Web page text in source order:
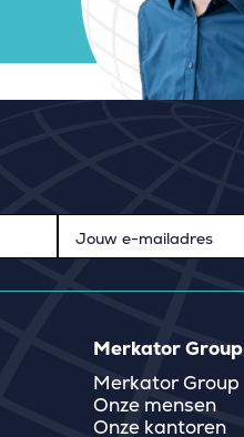
Merkator Group
Merkator Group
Onze mensen
Onze kantoren